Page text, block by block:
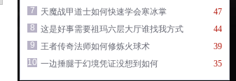
47
7
天魔战甲道士如何快速学会寒冰掌
44
8
这是好事需要祖玛六层大厅谁找我方式
39
9
王者传奇法师如何修炼火球术
35
10 一边捶腿于幻境凭证没想到如何